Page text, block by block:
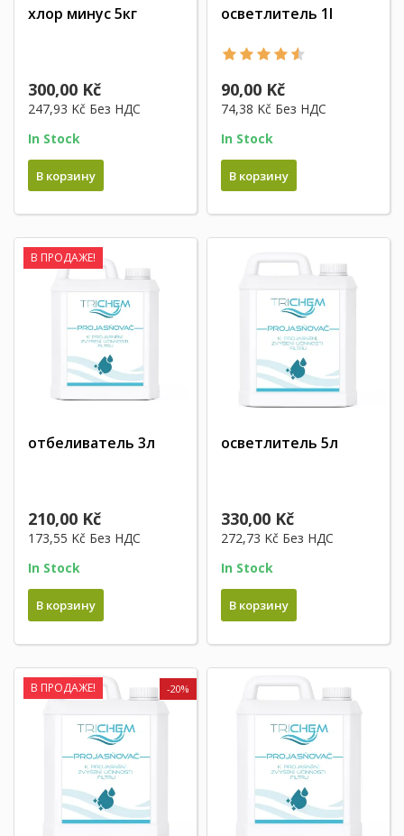
хлор минус 5кг
300,00 Kč
247,93 Kč Без НДС
In Stock
В корзину
осветлитель 1l
90,00 Kč
74,38 Kč Без НДС
In Stock
В корзину
В ПРОДАЖЕ!
отбеливатель 3л
210,00 Kč
173,55 Kč Без НДС
In Stock
В корзину
осветлитель 5л
330,00 Kč
272,73 Kč Без НДС
In Stock
В корзину
В ПРОДАЖЕ! -20%